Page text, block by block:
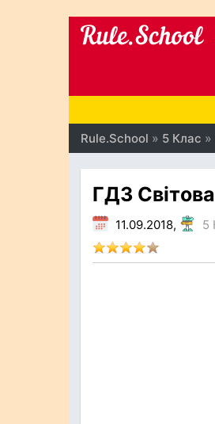
Rule.School » 5 Клас »
ГДЗ
11.09.2018, 5